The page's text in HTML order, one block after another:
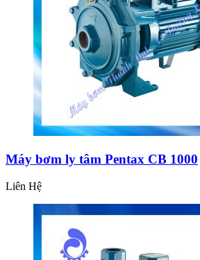
Máy bơm ly tâm Pentax CB 1000
Liên Hệ